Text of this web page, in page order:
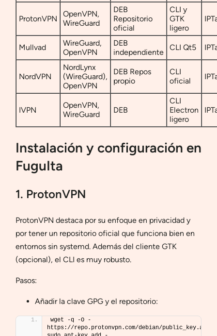
ProtonVPN
OpenVPN,
WireGuard
DEB
Repositorio
oficial
CLI y
GTK
ligero
Mullvad
WireGuard,
OpenVPN
DEB
independiente
CLI Qt5
NordVPN
NordLynx
(WireGuard),
OpenVPN
DEB Repos
propio
CLI
oficial
IVPN
OpenVPN,
WireGuard
DEB
CLI
Electron
ligero
Instalación y configuración en
FuguIta
1. ProtonVPN
ProtonVPN destaca por su enfoque en privacidad y
por tener un repositorio oficial que funciona bien en
entornos sin systemd. Además del cliente GTK
(opcional), el CLI es muy robusto.
Pasos:
Añadir la clave GPG y el repositorio:
wget -q -O -
https://repo.protonvpn.com/debian/public_key.asc